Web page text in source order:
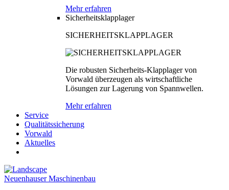
Mehr erfahren
Sicherheitsklapplager
SICHERHEITSKLAPPLAGER
Die robusten Sicherheits-Klapplager von
Vorwald überzeugen als wirtschaftliche
Lösungen zur Lagerung von Spannwellen.
Mehr erfahren
Service
Qualitätssicherung
Vorwald
Aktuelles
Neuenhauser Maschinenbau